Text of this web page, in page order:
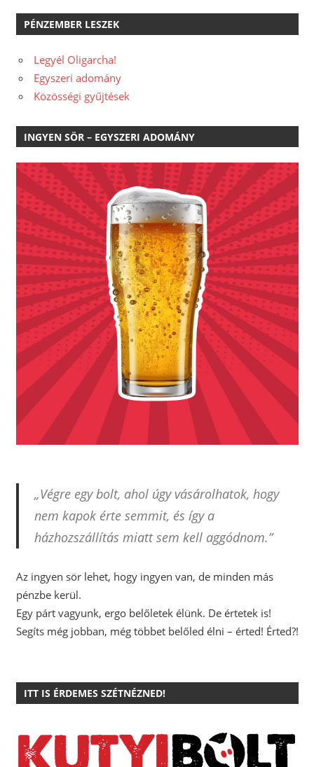
PÉNZEMBER LESZEK
Legyél Oligarcha!
Egyszeri adomány
Közösségi gyűjtések
INGYEN SÖR – EGYSZERI ADOMÁNY
„Végre egy bolt, ahol úgy vásárolhatok, hogy
nem kapok érte semmit, és így a
házhozszállítás miatt sem kell aggódnom.”
Az ingyen sör lehet, hogy ingyen van, de minden más
pénzbe kerül.
Egy párt vagyunk, ergo belőletek élünk. De értetek is!
Segíts még jobban, még többet belőled élni – érted! Érted?!
ITT IS ÉRDEMES SZÉTNÉZNED!